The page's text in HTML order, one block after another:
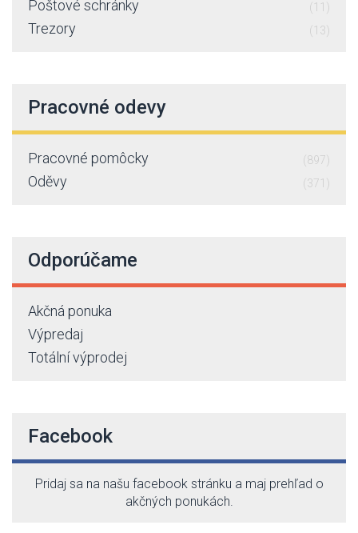
Poštové schránky (11)
Trezory (13)
Pracovné odevy
Pracovné pomôcky (897)
Oděvy (371)
Odporúčame
Akčná ponuka
Výpredaj
Totální výprodej
Facebook
Pridaj sa na našu facebook stránku a maj prehľad o
akčných ponukách.